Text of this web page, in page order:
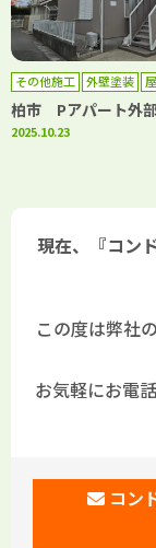
その他施工 外壁塗装
柏市 Pアパート外
2025.10.23
現在、『コン
この度は弊社
お気軽にお電
コン